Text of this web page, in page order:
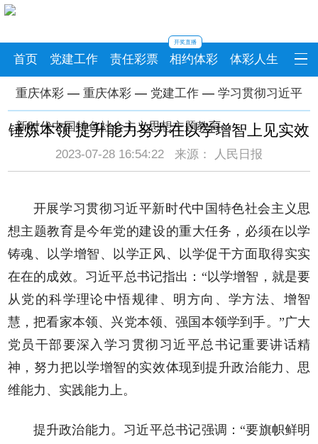
首页 党建工作 责任彩票 相约体彩
开奖直播
体彩人生
重庆体彩— 重庆体彩— 党建工作— 学习贯彻习近平
新时代中国特色社会主义思想主题教育
锤炼本领 提升能力努力在以学增智上见实效
2023-07-28 16:54:22 来源： 人民日报
开展学习贯彻习近平新时代中国特色社会主义思
想主题教育是今年党的建设的重大任务，必须在以学
铸魂、以学增智、以学正风、以学促干方面取得实实
在在的成效。习近平总书记指出：“以学增智，就是要
从党的科学理论中悟规律、明方向、学方法、增智
慧，把看家本领、兴党本领、强国本领学到手。”广大
党员干部要深入学习贯彻习近平总书记重要讲话精
神，努力把以学增智的实效体现到提升政治能力、思
维能力、实践能力上。
提升政治能力。习近平总书记强调：“要旗帜鲜明